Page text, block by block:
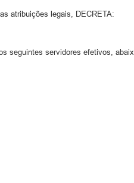
atribuições legais, DECRETA:
seguintes servidores efetivos,